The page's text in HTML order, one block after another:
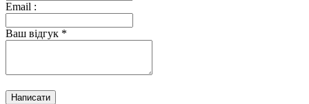
Email :
Ваш відгук *
Написати